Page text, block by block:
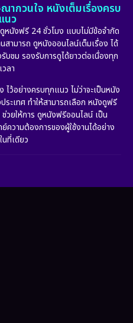
(6)
(11)
(2)
(7)
ากวนใจ หนังเต็มเรื่องครบ
นว
หนังฟรี 24 ชั่วโมง แบบไม่มีข้อจำกัด
ามารถ ดูหนังออนไลน์เต็มเรื่อง ได้
บชม รองรับการดูได้ยาวต่อเนื่องทุก
วลา
ว้อย่างครบทุกแนว ไม่ว่าจะเป็นหนัง
ะเทศ ทำให้สามารถเลือก หนังดูฟรี
วยให้การ ดูหนังฟรีออนไลน์ เป็น
ความต้องการของผู้ใช้งานได้อย่าง
ที่เดียว